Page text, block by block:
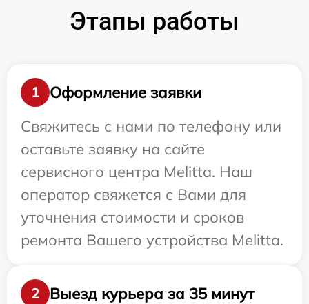
Этапы работы
1
Оформление заявки
Свяжитесь с нами по телефону или
оставьте заявку на сайте
сервисного центра Melitta. Наш
оператор свяжется с Вами для
уточнения стоимости и сроков
ремонта Вашего устройства Melitta.
2 Выезд курьера за 35 минут